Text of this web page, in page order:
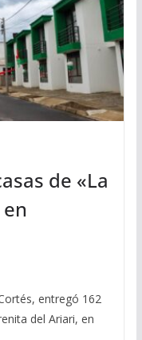
de «La
entregó 162
del Ariari, en